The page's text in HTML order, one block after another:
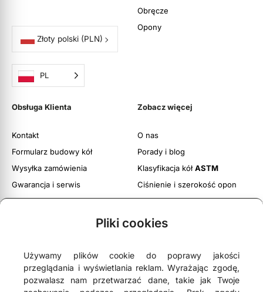
Pliki cookies
Używamy plików cookie do poprawy jakości
przeglądania i wyświetlania reklam. Wyrażając zgodę,
pozwalasz nam przetwarzać dane, takie jak Twoje
Złoty polski (PLN)
PL
Obręcze
Opony
Obsługa Klienta
Kontakt
Formularz budowy kół
Wysyłka zamówienia
Gwarancja i serwis
Obsługa zwrotów
Zobacz więcej
O nas
Porady i blog
Klasyfikacja kółASTM
Ciśnienie i szerokość opon
Regulamin witryny